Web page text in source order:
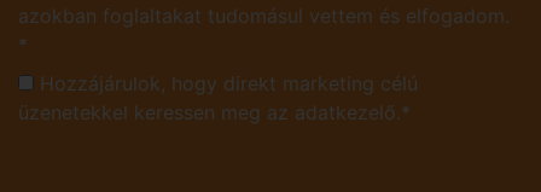
azokban foglaltakat tudomásul vettem és elfogadom.
*
Hozzájárulok, hogy direkt marketing célú
üzenetekkel keressen meg az adatkezelő.*